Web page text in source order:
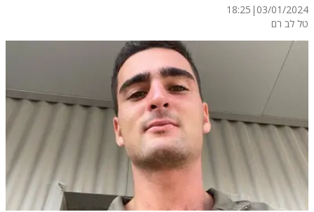
03/01/2024
|
18:25
טל לב רם